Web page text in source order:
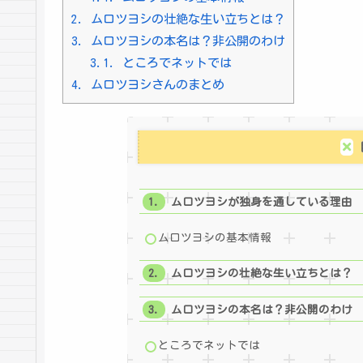
2.
ムロツヨシの壮絶な生い立ちとは？
3.
ムロツヨシの本名は？非公開のわけ
3.1.
ところでネットでは
4.
ムロツヨシさんのまとめ
ムロツヨシが独身を通している理由
ムロツヨシの基本情報
ムロツヨシの壮絶な生い立ちとは？
ムロツヨシの本名は？非公開のわけ
ところでネットでは